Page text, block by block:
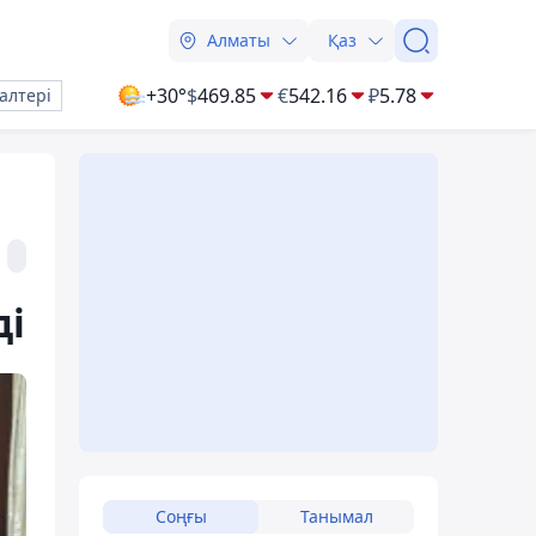
Алматы Қаз
+30°$469.85 €542.16 ₽5.78
Соңғы Танымал